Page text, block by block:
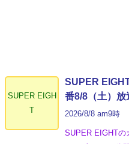
SUPER EIGH
T
SUPER
番8/8（土）放
2026/8/8 am9時
SUPER EIGHTの